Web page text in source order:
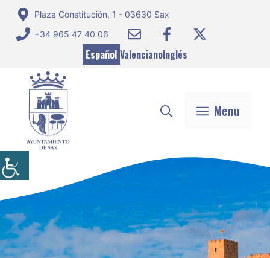
Saltar
contenido
Plaza Constitución, 1 - 03630 Sax
+34 965 47 40 06
Español ValencianoInglés
Menu